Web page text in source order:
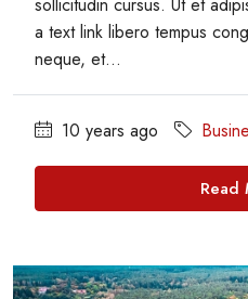
a text link libero tempus
neque, et...
10 years ago
Read